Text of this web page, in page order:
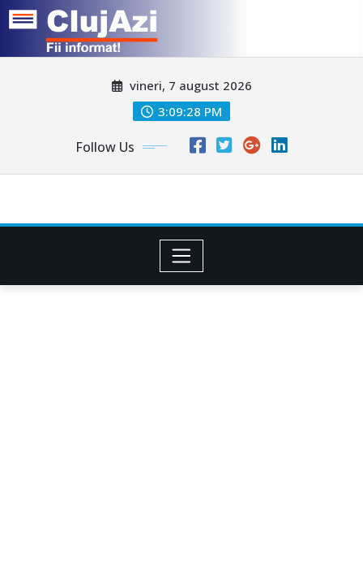
vineri, 7 august 2026
3:09:31 PM
Follow Us